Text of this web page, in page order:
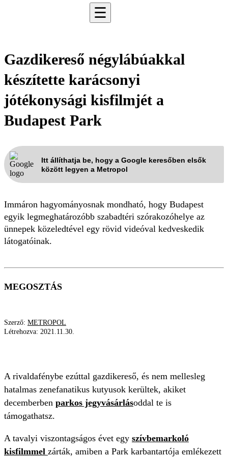
☰
Gazdikereső négylábúakkal
készítette karácsonyi
jótékonysági kisfilmjét a
Budapest Park
Itt állíthatja be, hogy a Google keresőben elsők
között legyen a Metropol
Immáron hagyományosnak mondható, hogy Budapest
egyik legmeghatározóbb szabadtéri szórakozóhelye az
ünnepek közeledtével egy rövid videóval kedveskedik
látogatóinak.
MEGOSZTÁS
Szerző: METROPOL
Létrehozva: 2021.11.30.
A rivaldafénybe ezúttal gazdikereső, és nem mellesleg
hatalmas zenefanatikus kutyusok kerültek, akiket
decemberben parkos jegyvásárlásoddal te is
támogathatsz.
A tavalyi viszontagságos évet egy szívbemarkoló
kisfilmmel zárták, amiben a Park karbantartója emlékezett